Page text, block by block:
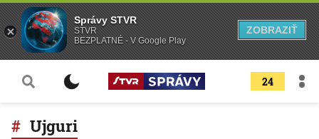
24
Ujguri
Správy STVR
STVR
BEZPLATNÉ - V Google Play
ZOBRAZIŤ